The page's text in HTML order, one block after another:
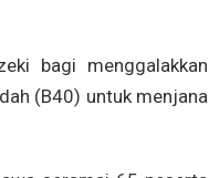
bagi menggalakkan
(B40) untuk menjana